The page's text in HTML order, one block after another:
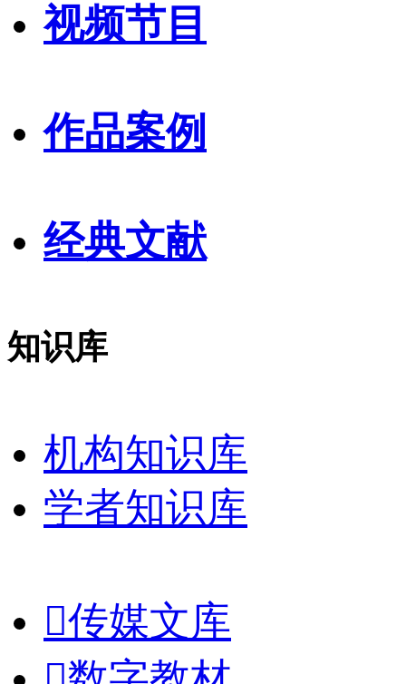
视频节目
作品案例
经典文献
知识库
机构知识库
学者知识库
传媒文库